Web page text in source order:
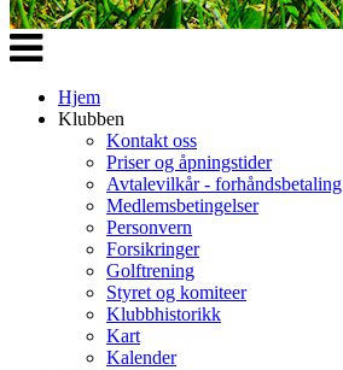
Veksle
navigasjon
Hjem
Klubben
Kontakt oss
Priser og åpningstider
Avtalevilkår - forhåndsbetaling
Medlemsbetingelser
Personvern
Forsikringer
Golftrening
Styret og komiteer
Klubbhistorikk
Kart
Kalender